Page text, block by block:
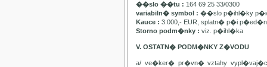
��slo ��tu : 164 69 25 33/0300
variabiln� symbol : ��slo p�ihl�ky
Kauce : 3.000,- EUR, splatn� p�i
Storno podm�nky : viz. p�ihl�ka
V. OSTATN� PODM�NKY Z�VODU
a/ ve�ker� pr�vn� vztahy